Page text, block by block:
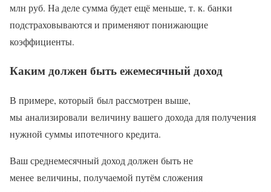
млн руб. На деле сумма будет ещё меньше, т. к. банки
подстраховываются и применяют понижающие
коэффициенты.
Каким должен быть ежемесячный доход
В примере, который был рассмотрен выше,
мы анализировали величину вашего дохода для получения
нужной суммы ипотечного кредита.
Ваш среднемесячный доход должен быть не
менее величины, получаемой путём сложения